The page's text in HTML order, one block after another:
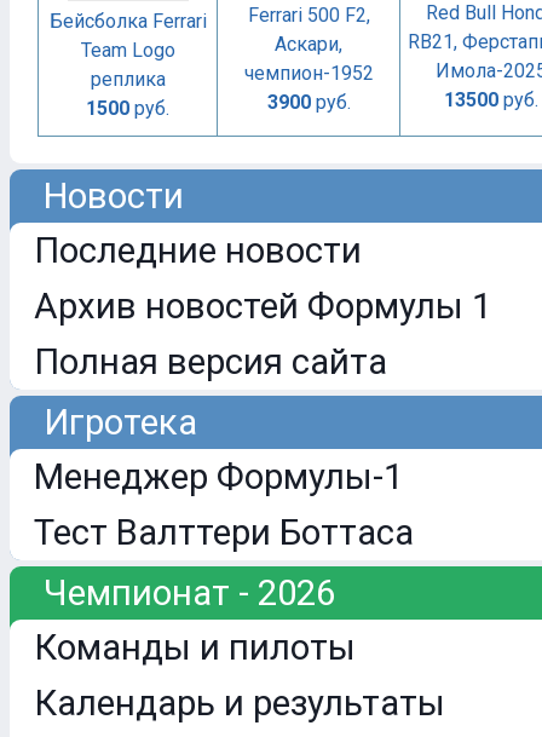
Бейсболка Ferrari
Team Logo
реплика
1500 руб.
Ferrari 500 F2,
Аскари,
чемпион-1952
3900руб.
Red Bull
RB21,
Имола-
13500руб.
Новости
Последние новости
Архив новостей Формулы 1
Полная версия сайта
Игротека
Менеджер Формулы-1
Тест Валттери Боттаса
Чемпионат - 2026
Команды и пилоты
Календарь и результаты